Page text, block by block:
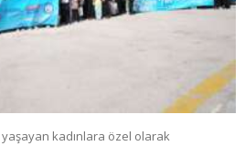
yaşayan kadınlara özel olarak